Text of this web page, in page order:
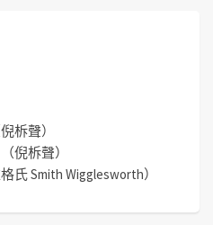
倪柝聲）
（倪柝聲）
格氏 Smith Wigglesworth）